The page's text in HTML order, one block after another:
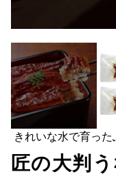
きれいな水で育っ
匠の大判